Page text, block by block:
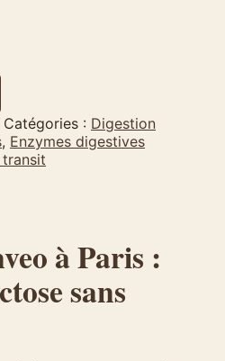
Catégories : Digestion
, Enzymes digestives
à Paris :
sans